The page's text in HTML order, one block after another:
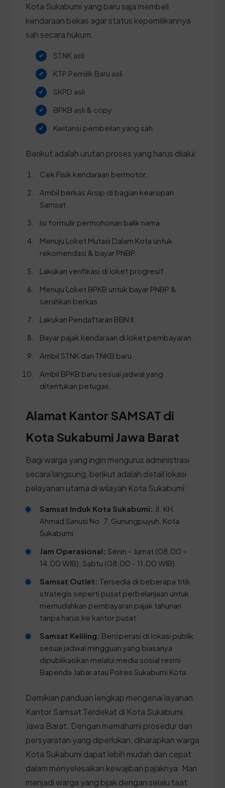
Kota Sukabumi yang baru saja membeli
kendaraan bekas agar status kepemilikannya
sah secara hukum.
STNK asli
KTP Pemilik Baru asli
SKPD asli
BPKB asli & copy
Kwitansi pembelian yang sah
Berikut adalah urutan proses yang harus dilalui:
Cek Fisik kendaraan bermotor.
Ambil berkas Arsip di bagian kearsipan
Samsat.
Isi formulir permohonan balik nama.
Menuju Loket Mutasi Dalam Kota untuk
rekomendasi & bayar PNBP.
Lakukan verifikasi di loket progresif.
Menuju Loket BPKB untuk bayar PNBP &
serahkan berkas.
Lakukan Pendaftaran BBN II.
Bayar pajak kendaraan di loket pembayaran.
Ambil STNK dan TNKB baru.
Ambil BPKB baru sesuai jadwal yang
ditentukan petugas.
Alamat Kantor SAMSAT di
Kota Sukabumi Jawa Barat
Bagi warga yang ingin mengurus administrasi
secara langsung, berikut adalah detail lokasi
pelayanan utama di wilayah Kota Sukabumi:
Samsat Induk Kota Sukabumi: Jl. KH.
Ahmad Sanusi No. 7, Gunungpuyuh, Kota
Sukabumi.
Jam Operasional: Senin - Jumat (08.00 -
14.00 WIB), Sabtu (08.00 - 11.00 WIB).
Samsat Outlet: Tersedia di beberapa titik
strategis seperti pusat perbelanjaan untuk
memudahkan pembayaran pajak tahunan
tanpa harus ke kantor pusat.
Samsat Keliling: Beroperasi di lokasi publik
sesuai jadwal mingguan yang biasanya
dipublikasikan melalui media sosial resmi
Bapenda Jabar atau Polres Sukabumi Kota.
Demikian panduan lengkap mengenai layanan
Kantor Samsat Terdekat di Kota Sukabumi,
Jawa Barat. Dengan memahami prosedur dan
persyaratan yang diperlukan, diharapkan warga
Kota Sukabumi dapat lebih mudah dan cepat
dalam menyelesaikan kewajiban pajaknya. Mari
menjadi warga yang bijak dengan selalu taat